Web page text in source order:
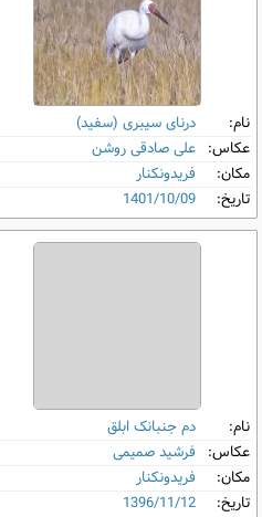
نام:
درنای سیبری (سفید)
عکاس: علی صادقی روشن
مکان:
فریدونکنار
تاریخ:
1401/10/09
نام:
دم‌ جنبانک ابلق
عکاس: فرشید صمیمی
مکان:
فریدونکنار
تاریخ:
1396/11/12